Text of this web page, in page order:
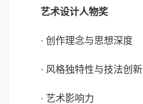
艺术设计人物奖
· 创作理念与思想深度
· 风格独特性与技法创新
· 艺术影响力